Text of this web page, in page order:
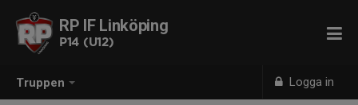
Truppen Logga in
RP IF Linköping
P14 (U12)